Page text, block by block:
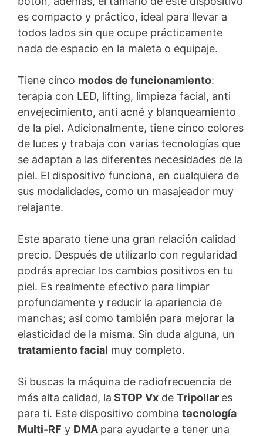
es compacto y práctico, ideal para llevar a
todos lados sin que ocupe prácticamente
nada de espacio en la maleta o equipaje.
Tiene cinco modos de funcionamiento:
terapia con LED, lifting, limpieza facial, anti
envejecimiento, anti acné y blanqueamiento
de la piel. Adicionalmente, tiene cinco colores
de luces y trabaja con varias tecnologías que
se adaptan a las diferentes necesidades de la
piel. El dispositivo funciona, en cualquiera de
sus modalidades, como un masajeador muy
relajante.
Este aparato tiene una gran relación calidad
precio. Después de utilizarlo con regularidad
podrás apreciar los cambios positivos en tu
piel. Es realmente efectivo para limpiar
profundamente y reducir la apariencia de
manchas; así como también para mejorar la
elasticidad de la misma. Sin duda alguna, un
tratamiento facial muy completo.
Si buscas la máquina de radiofrecuencia de
más alta calidad, la STOP Vx de Tripollar es
para ti. Este dispositivo combina tecnología
Multi-RF y DMA para ayudarte a tener una